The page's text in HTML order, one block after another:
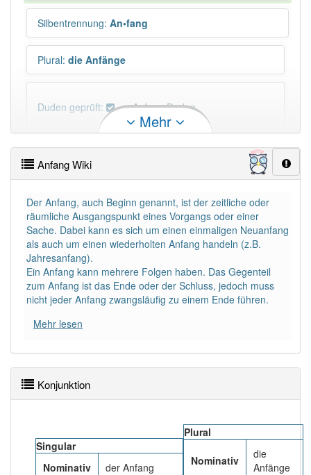
Silbentrennung: An•fang
Plural: die Anfänge
Duden geprüft: Anfang Duden
×
Wörter, die mit "-ang" enden, haben fast immer
DER:578
DIE:5Ausnahmen
DAS:7Ausnahmen Beispiele
Häufigkeit: 8 von 10
Wörter mit Endung
Mehr
Anfang Wiki
Der Anfang, auch Beginn genannt, ist der zeitliche oder
räumliche Ausgangspunkt eines Vorgangs oder einer
Sache. Dabei kann es sich um einen einmaligen Neuanfang
als auch um einen wiederholten Anfang handeln (z.B.
Jahresanfang).
Ein Anfang kann mehrere Folgen haben. Das Gegenteil
zum Anfang ist das Ende oder der Schluss, jedoch muss
nicht jeder Anfang zwangsläufig zu einem Ende führen.
Mehr lesen
Konjunktion
Singular
Nominativ
der Anfang
Plural
Nominativ
die
Anfänge